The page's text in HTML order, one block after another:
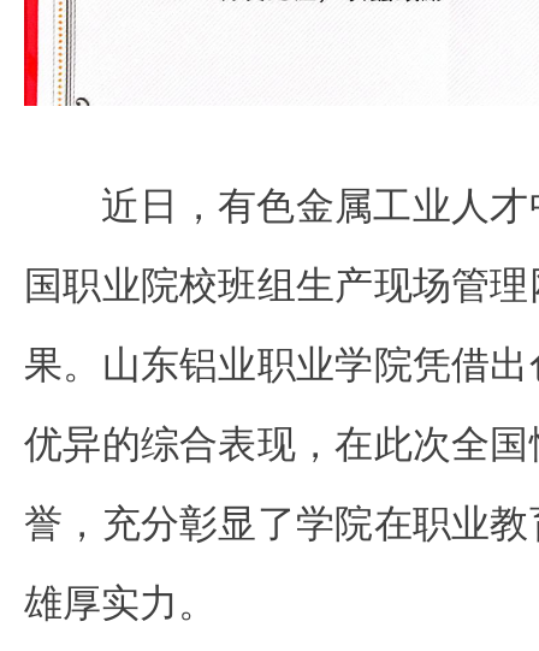
近日，有色金属工业人
国职业院校班组生产现场管
果。山东铝业职业学院凭借
优异的综合表现，在此次全
誉，充分彰显了学院在职业
雄厚实力。